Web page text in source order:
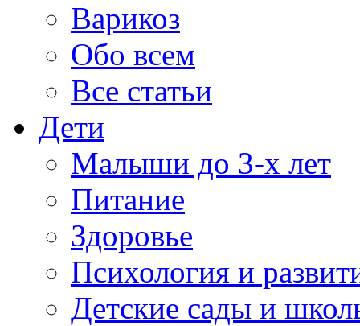
Варикоз
Обо всем
Все статьи
Дети
Малыши до 3-х лет
Питание
Здоровье
Психология и
Детские сады и